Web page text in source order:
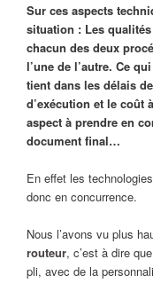
Sur ces aspects
situation : Les
chacun des deux
l’une de l’autre. Ce
tient dans les délais
d’exécution et le coût
aspect à prendre en
document final…
En effet les
donc en concurrence.
Nous l’avons vu plus
routeur, c’est à dire
pli, avec de la